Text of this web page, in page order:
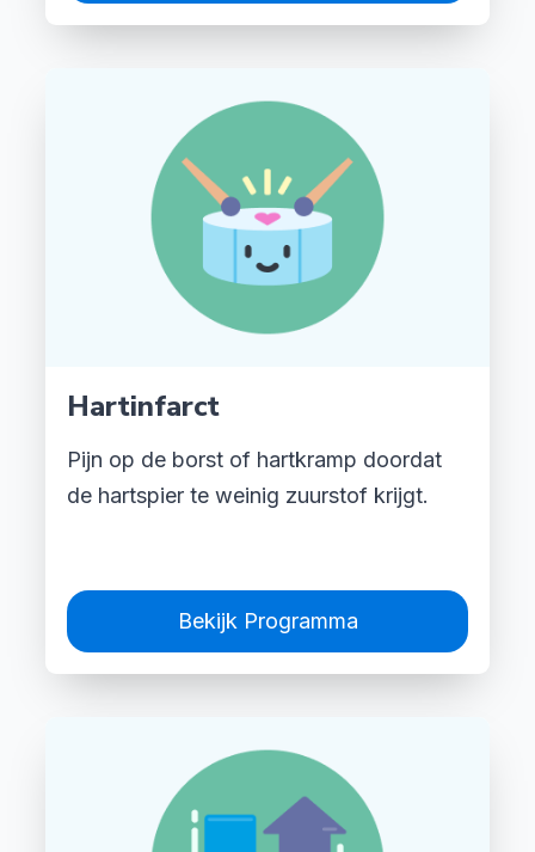
Hartinfarct
Pijn op de borst of hartkramp doordat
de hartspier te weinig zuurstof krijgt.
Bekijk Programma